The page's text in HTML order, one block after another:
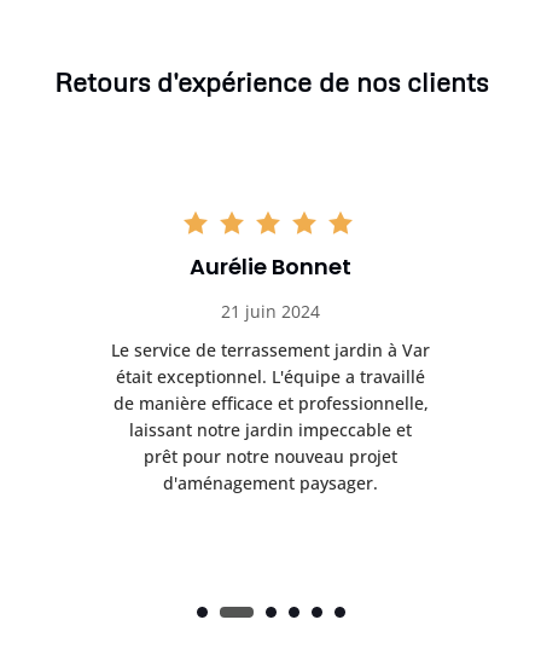
Retours d'expérience de nos clients
Aurélie Bonnet
21 juin 2024
Le service de terrassement jardin à Var
était exceptionnel. L'équipe a travaillé
de manière efficace et professionnelle,
laissant notre jardin impeccable et
prêt pour notre nouveau projet
d'aménagement paysager.